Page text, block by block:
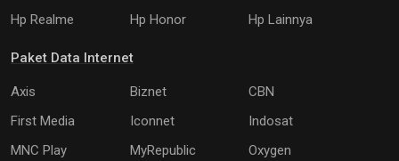
Hp Realme
Hp Honor Hp Lainnya
Paket Data Internet
Axis Biznet
CBN
First Media
Iconnet
Indosat
MNC Play
MyRepublic
Oxygen